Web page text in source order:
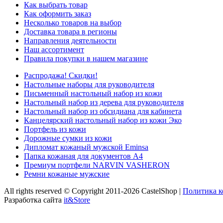
Как выбрать товар
Как оформить заказ
Несколько товаров на выбор
Доставка товара в регионы
Направления деятельности
Наш ассортимент
Правила покупки в нашем магазине
Распродажа! Скидки!
Настольные наборы для руководителя
Письменный настольный набор из кожи
Настольный набор из дерева для руководителя
Настольный набор из обсидиана для кабинета
Канцелярский настольный набор из кожи Эко
Портфель из кожи
Дорожные сумки из кожи
Дипломат кожаный мужской Eminsa
Папка кожаная для документов А4
Премиум портфели NARVIN VASHERON
Ремни кожаные мужские
All rights reserved © Copyright 2011-2026 CastelShop | Политика
Разработка сайта it&Store